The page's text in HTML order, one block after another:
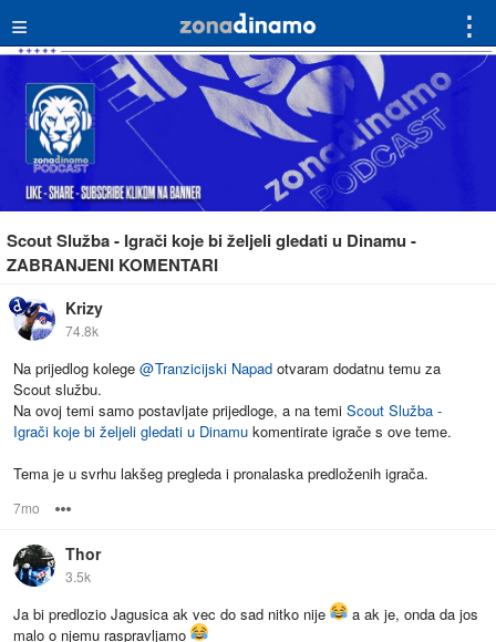
≡ ⋮
Scout Služba - Igrači koje bi željeli gledati u Dinamu -
ZABRANJENI KOMENTARI
Krizy
74.8k
Na prijedlog kolege @Tranzicijski Napad otvaram dodatnu temu za
Scout službu.
Na ovoj temi samo postavljate prijedloge, a na temi Scout Služba -
Igrači koje bi željeli gledati u Dinamu komentirate igrače s ove teme.
Tema je u svrhu lakšeg pregleda i pronalaska predloženih igrača.
7mo
Thor
3.5k
Ja bi predlozio Jagusica ak vec do sad nitko nije
a ak je, onda da jos
malo o njemu raspravljamo